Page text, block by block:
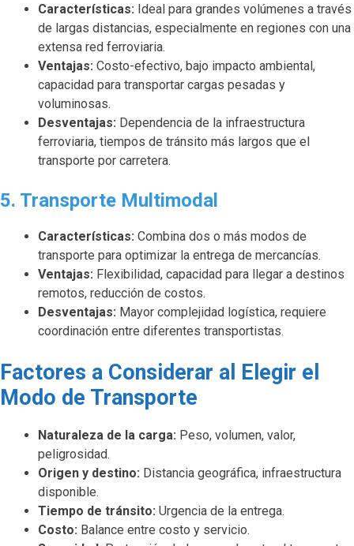
Características: Ideal para grandes volúmenes a través
de largas distancias, especialmente en regiones con una
extensa red ferroviaria.
Ventajas: Costo-efectivo, bajo impacto ambiental,
capacidad para transportar cargas pesadas y
voluminosas.
Desventajas: Dependencia de la infraestructura
ferroviaria, tiempos de tránsito más largos que el
transporte por carretera.
5. Transporte Multimodal
Características: Combina dos o más modos de
transporte para optimizar la entrega de mercancías.
Ventajas: Flexibilidad, capacidad para llegar a destinos
remotos, reducción de costos.
Desventajas: Mayor complejidad logística, requiere
coordinación entre diferentes transportistas.
Factores a Considerar al Elegir el
Modo de Transporte
Naturaleza de la carga: Peso, volumen, valor,
peligrosidad.
Origen y destino: Distancia geográfica, infraestructura
disponible.
Tiempo de tránsito: Urgencia de la entrega.
Costo: Balance entre costo y servicio.